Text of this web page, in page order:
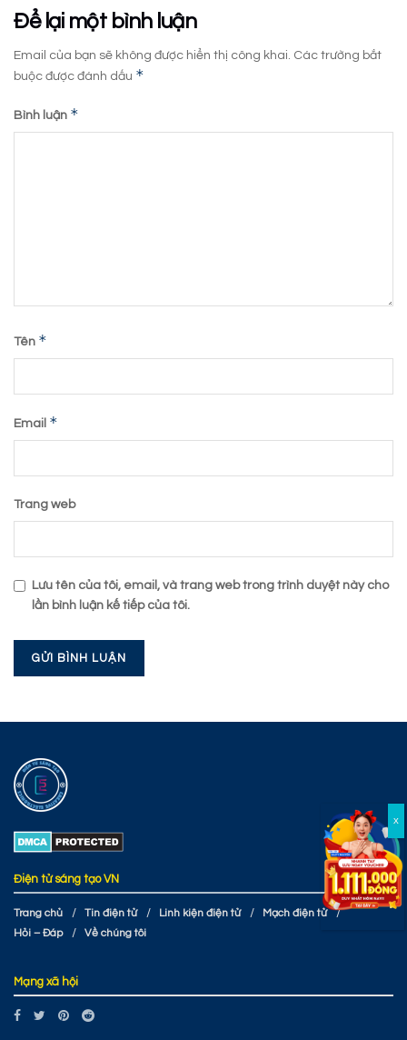
Để lại một bình luận
Email của bạn sẽ không được hiển thị công khai. Các trường bắt
buộc được đánh dấu *
Bình luận *
Tên *
Email *
Trang web
Lưu tên của tôi, email, và trang web trong trình duyệt này cho
lần bình luận kế tiếp của tôi.
Điện tử sáng tạo VN
Trang chủ Tin điện tử Linh kiện điện tử
Mạch điện tử
Hỏi – Đáp
Về chúng tôi
Mạng xã hội